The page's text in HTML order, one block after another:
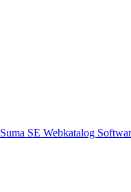
Suma SE Webkatalog